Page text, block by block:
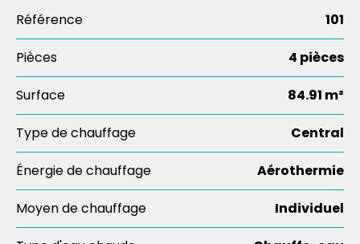
Référence 101
Pièces 4 pièces
Surface 84.91 m²
Type de chauffage Central
Énergie de chauffage Aérothermie
Moyen de chauffage Individuel